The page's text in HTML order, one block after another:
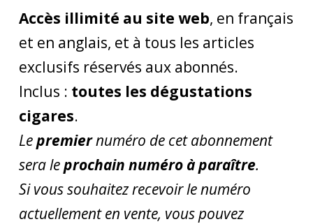
Accès illimité au site web, en français
et en anglais, et à tous les articles
exclusifs réservés aux abonnés.
Inclus : toutes les dégustations
cigares.
Lepremiernuméro de cet abonnement
sera leprochain numéro à paraître.
Si vous souhaitez recevoir le numéro
actuellement en vente, vous pouvez